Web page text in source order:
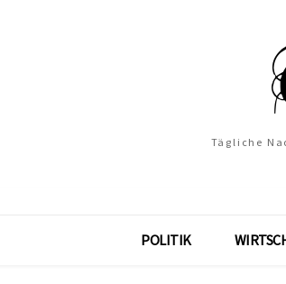
Tägliche
POLITIK